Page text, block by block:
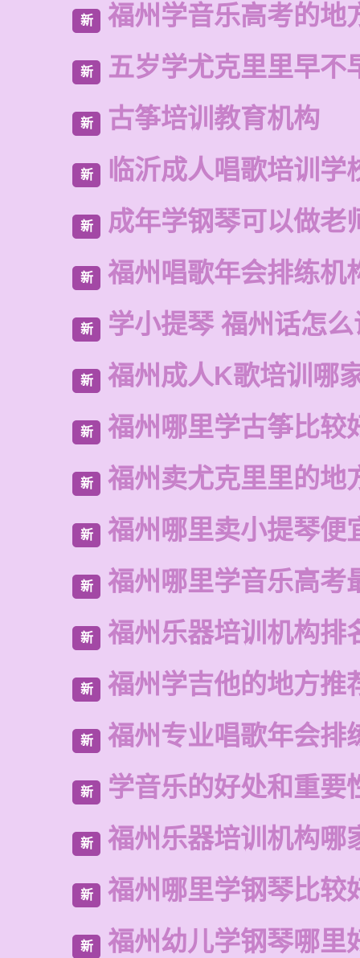
新 福州学音乐高考的地
新 五岁学尤克里里早不
新 古筝培训教育机构
新 临沂成人唱歌培训学
新 成年学钢琴可以做老
新 福州唱歌年会排练机
新 学小提琴 福州话怎
新 福州成人K歌培训哪
新 福州哪里学古筝比较
新 福州卖尤克里里的地
新 福州哪里卖小提琴便
新 福州哪里学音乐高考
新 福州乐器培训机构排
新 福州学吉他的地方推
新 福州专业唱歌年会排
新 学音乐的好处和重要
新 福州乐器培训机构哪
新 福州哪里学钢琴比较
新 福州幼儿学钢琴哪里